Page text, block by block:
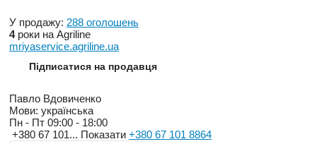
У продажу: 288 оголошень
4роки на Agriline
mriyaservice.agriline.ua
Підписатися на продавця
Павло Вдовиченко
Мови: українська
Пн - Пт 09:00 - 18:00
+380 67 101... Показати +380 67 101 8864